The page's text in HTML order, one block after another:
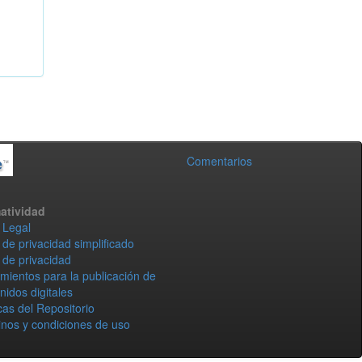
Comentarios
privacidad simplificado
privacidad
para la publicación de
digitales
del Repositorio
y condiciones de uso